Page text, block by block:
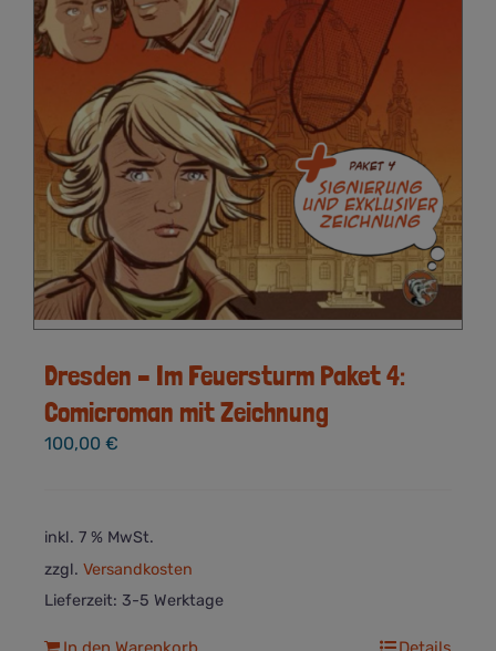
Dresden – Im Feuersturm Paket 4:
Comicroman mit Zeichnung
100,00 €
inkl. 7 % MwSt.
zzgl. Versandkosten
Lieferzeit: 3-5 Werktage